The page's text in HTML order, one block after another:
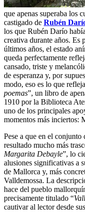
que apenas superaba los
castigado de Rubén
los que Rubén Darío
creativa durante años. Es
últimos años, el estado
queda perfectamente
cansado, triste y
de esperanza y, por
modo, eso es lo que
poemas”, un libro de
1910 por la Biblioteca
uno de los principales
momentos más inciertos:
Pese a que en el conjunto
resultado mucho más
Margarita Debayle”, lo
alusiones significativas a
de Mallorca y, más
Valldemossa. La
hace del pueblo
precisamente titulado “
cautivar al lector desde